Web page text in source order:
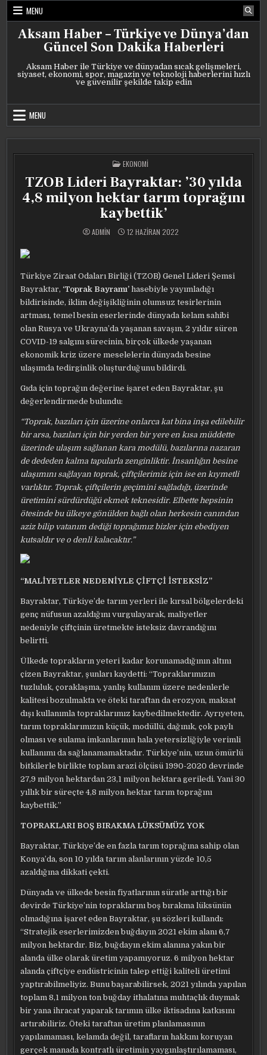
Skip
content
MENU
Aksam Haber – Türkiye ve Dünya’dan
Güncel Son Dakika Haberleri
Aksam Haber ile Türkiye ve dünyadan sıcak gelişmeleri,
siyaset, ekonomi, spor, magazin ve teknoloji haberlerini hızlı
ve güvenilir şekilde takip edin
MENU
POSTED
IN
EKONOMI
TZOB Lideri Bayraktar: ’30 yılda
4,8 milyon hektar tarım toprağını
kaybettik’
ADMIN 12 HAZIRAN 2022
Türkiye Ziraat Odaları Birliği (TZOB) Genel Lideri Şemsi
Bayraktar, ‘Toprak Bayramı’ hasebiyle yayımladığı
bildirisinde, iklim değişikliğinin olumsuz tesirlerinin
artması, temel besin eserlerinde dünyada kelam sahibi
olan Rusya ve Ukrayna’da yaşanan savaşın, 2 yıldır süren
COVID-19 salgını sürecinin, birçok ülkede yaşanan
ekonomik kriz üzere meselelerin dünyada besine
ulaşımda tedirginlik oluşturduğunu bildirdi.
Gıda için toprağın değerine işaret eden Bayraktar, şu
değerlendirmede bulundu:
“Toprak, bazıları için üzerine onlarca kat bina inşa edilebilir
bir arsa, bazıları için bir yerden bir yere en kısa müddette
üzerinde ulaşım sağlanan kara modülü, bazılarına nazaran
de dededen kalma tapularla zenginliktir. İnsanlığın besine
ulaşımını sağlayan toprak, çiftçilerimiz için ise en kıymetli
varlıktır. Toprak, çiftçilerin geçimini sağladığı, üzerinde
üretimini sürdürdüğü ekmek teknesidir. Elbette hepsinin
ötesinde bu ülkeye gönülden bağlı olan herkesin canından
aziz bilip vatanım dediği toprağımız bizler için ebediyen
kutsaldır ve o denli kalacaktır.”
“MALİYETLER NEDENİYLE ÇİFTÇİ İSTEKSİZ”
Bayraktar, Türkiye’de tarım yerleri ile kırsal bölgelerdeki
genç nüfusun azaldığını vurgulayarak, maliyetler
nedeniyle çiftçinin üretmekte isteksiz davrandığını
belirtti.
Ülkede toprakların yeteri kadar korunamadığının altını
çizen Bayraktar, şunları kaydetti: “Topraklarımızın
tuzluluk, çoraklaşma, yanlış kullanım üzere nedenlerle
kalitesi bozulmakta ve öteki taraftan da erozyon, maksat
dışı kullanımla topraklarımız kaybedilmektedir. Ayrıyeten,
tarım topraklarımızın küçük, modüllü, dağınık, çok paylı
olması ve sulama imkanlarının hala yetersizliğiyle verimli
kullanımı da sağlanamamaktadır. Türkiye’nin, uzun ömürlü
bitkilerle birlikte toplam arazi ölçüsü 1990-2020 devrinde
27,9 milyon hektardan 23,1 milyon hektara geriledi. Yani 30
yıllık bir süreçte 4,8 milyon hektar tarım toprağını
kaybettik.”
TOPRAKLARI BOŞ BIRAKMA LÜKSÜMÜZ YOK
Bayraktar, Türkiye’de en fazla tarım toprağına sahip olan
Konya’da, son 10 yılda tarım alanlarının yüzde 10,5
azaldığına dikkati çekti.
Dünyada ve ülkede besin fiyatlarının süratle arttığı bir
devirde Türkiye’nin topraklarını boş bırakma lüksünün
olmadığına işaret eden Bayraktar, şu sözleri kullandı:
“Stratejik eserlerimizden buğdayın 2021 ekim alanı 6,7
milyon hektardır. Biz, buğdayın ekim alanına yakın bir
alanda ülke olarak üretim yapamıyoruz. 6 milyon hektar
alanda çiftçiye endüstricinin talep ettiği kaliteli üretimi
yaptırabilmeliyiz. Bunu başarabilirsek, 2021 yılında yapılan
toplam 8,1 milyon ton buğday ithalatına muhtaçlık duymak
bir yana ihracat yaparak tarımın ülke iktisadına katkısını
artırabiliriz. Öteki taraftan üretim planlamasının
yapılamaması, kelamda değil, tarafların hakkını koruyan
gerçek manada kontratlı üretimin yaygınlaştırılamaması,